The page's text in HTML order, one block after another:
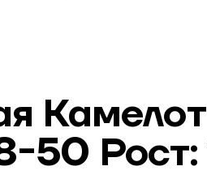
50 Рост: